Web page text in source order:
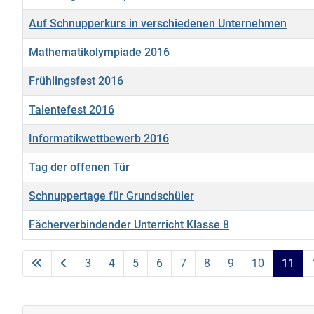
Auf Schnupperkurs in verschiedenen Unternehmen
Mathematikolympiade 2016
Frühlingsfest 2016
Talentefest 2016
Informatikwettbewerb 2016
Tag der offenen Tür
Schnuppertage für Grundschüler
Fächerverbindender Unterricht Klasse 8
3 4 5 6 7 8 9 10 11